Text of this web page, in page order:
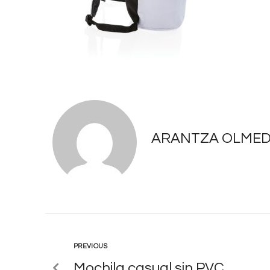
ARANTZA
PREVIOUS